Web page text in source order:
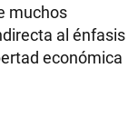
muchos
al énfasis
económica